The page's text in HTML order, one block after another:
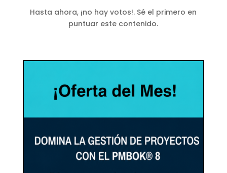
Hasta ahora, ¡no hay votos!. Sé el primero en
puntuar este contenido.